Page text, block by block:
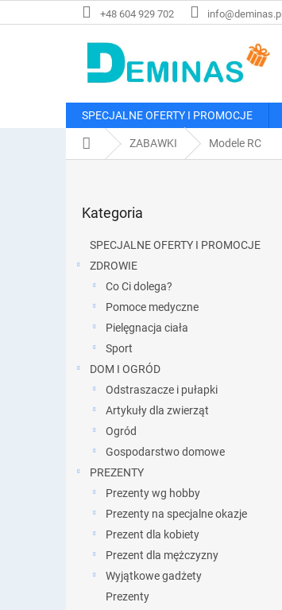
do
+48 604 929 702 info@deminas.pl
SPECJALNE OFERTY I PROMOCJE
Home ZABAWKI Modele RC
kategorie
Kategoria
SPECJALNE OFERTY I PROMOCJE
ZDROWIE
Co Ci dolega?
Pomoce medyczne
Pielęgnacja ciała
Sport
DOM I OGRÓD
Odstraszacze i pułapki
Artykuły dla zwierząt
Ogród
Gospodarstwo domowe
PREZENTY
Prezenty wg hobby
Prezenty na specjalne okazje
Prezent dla kobiety
Prezent dla mężczyzny
Wyjątkowe gadżety
Prezenty